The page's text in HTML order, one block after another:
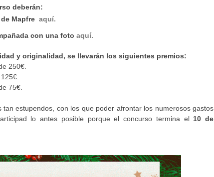
deberán:
Mapfre aquí.
con una foto aquí.
y originalidad, se llevarán los siguientes premios:
250€.
75€.
estupendos, con los que poder afrontar los numerosos gastos
lo antes posible porque el concurso termina el 10 de